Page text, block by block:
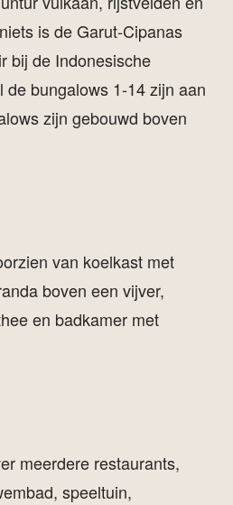
is de Garut-Cipanas
bij de Indonesische
de bungalows 1-14 zijn aan
zijn gebouwd boven
van koelkast met
boven een vijver,
en badkamer met
meerdere restaurants,
speeltuin,